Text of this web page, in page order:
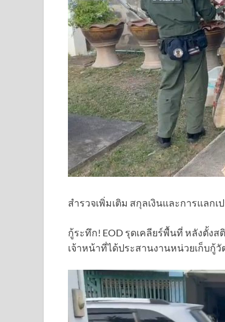
สำรวจเพิ่มเติม สกุลเงินและการแลก
กู้ระทึก! EOD รุดเคลียร์พื้นที่ หลังตั้ง
เจ้าหน้าที่ได้ประสานงานหน่วยเก็บกู้วั